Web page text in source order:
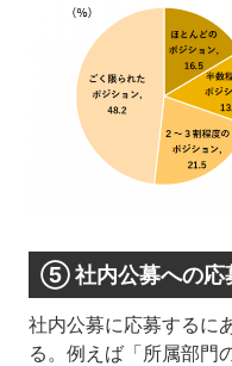
⑤ 社内公募への応
社内公募に応募するに
る。例えば「所属部門